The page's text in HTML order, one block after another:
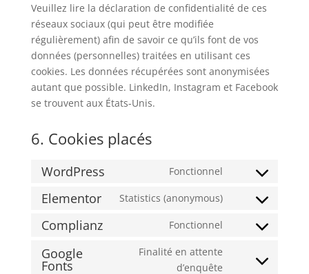
Veuillez lire la déclaration de confidentialité de ces
réseaux sociaux (qui peut être modifiée
régulièrement) afin de savoir ce qu’ils font de vos
données (personnelles) traitées en utilisant ces
cookies. Les données récupérées sont anonymisées
autant que possible. LinkedIn, Instagram et Facebook
se trouvent aux États-Unis.
6. Cookies placés
WordPress Fonctionnel
Consent
wordpress
Elementor Statistics (anonymous)
Consent
Complianz Fonctionnel
Consent
service
Google
Fonts
Finalité en attente
d’enquête
Consent